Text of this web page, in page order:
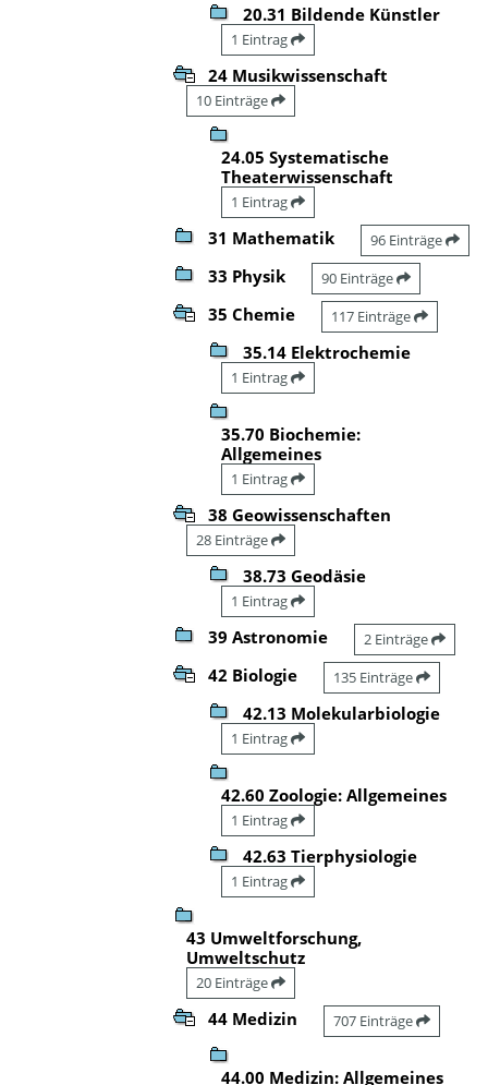
20.31 Bildende Künstler
1 Eintrag
24 Musikwissenschaft
10 Einträge
24.05 Systematische
Theaterwissenschaft
1 Eintrag
31 Mathematik 96 Einträge
33 Physik 90 Einträge
35 Chemie 117 Einträge
35.14 Elektrochemie
1 Eintrag
35.70 Biochemie:
Allgemeines
1 Eintrag
38 Geowissenschaften
28 Einträge
38.73 Geodäsie
1 Eintrag
39 Astronomie 2 Einträge
42 Biologie 135 Einträge
42.13 Molekularbiologie
1 Eintrag
42.60 Zoologie: Allgemeines
1 Eintrag
42.63 Tierphysiologie
1 Eintrag
43 Umweltforschung,
Umweltschutz
20 Einträge
44 Medizin 707 Einträge
44.00 Medizin: Allgemeines